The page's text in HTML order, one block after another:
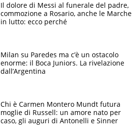
Il dolore di Messi al funerale del padre,
commozione a Rosario, anche le Marche
in lutto: ecco perché
Milan su Paredes ma c’è un ostacolo
enorme: il Boca Juniors. La rivelazione
dall’Argentina
Chi è Carmen Montero Mundt futura
moglie di Russell: un amore nato per
caso, gli auguri di Antonelli e Sinner